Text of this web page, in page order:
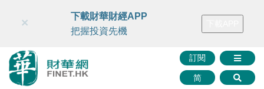
財華智庫網 FINTV FINMETA 財華證券 媒體矩陣
訂閱
简
×
下載財華財經APP
把握投資先機